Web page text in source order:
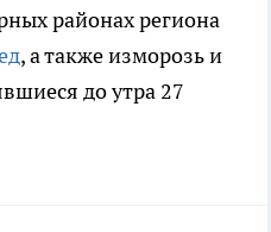
районах региона
, а также изморозь и
до утра 27